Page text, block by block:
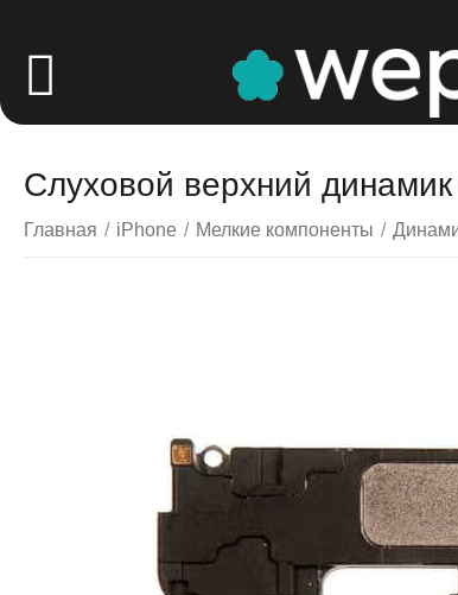
Слуховой верхний
Главная / iPhone / Мелкие компоненты /